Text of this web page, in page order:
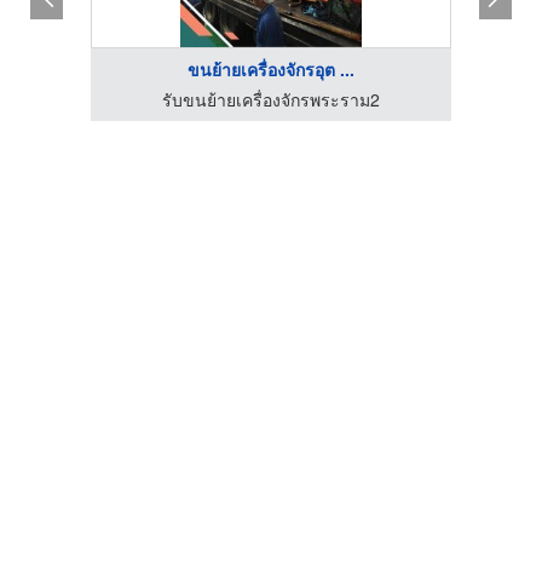
ขนย้ายเครื่องจักรอุต ...
รับขนย้ายเครื่องจักรพระราม2